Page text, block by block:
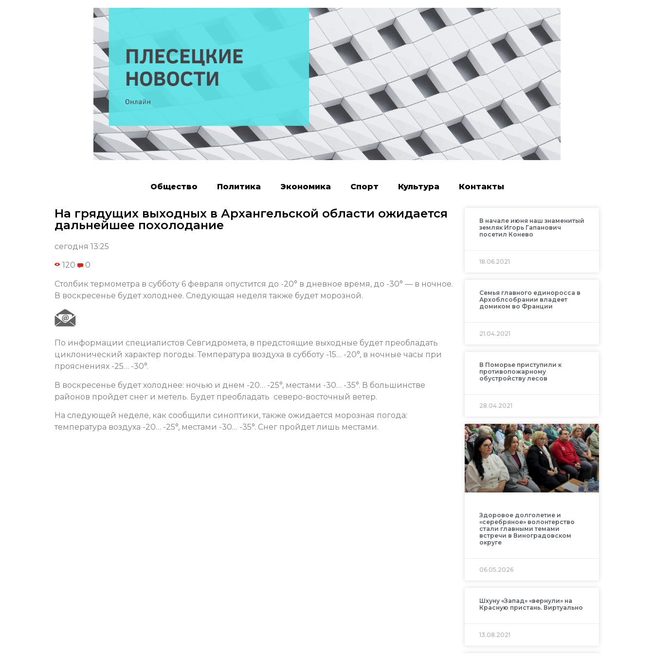
Общество Политика Экономика Спорт Культура Контакты
На грядущих выходных в Архангельской области ожидается
дальнейшее похолодание
сегодня 13:25
120 0
Столбик термометра в субботу 6 февраля опустится до -20° в дневное время, до -30° — в ночное.
В воскресенье будет холоднее. Следующая неделя также будет морозной.
По информации специалистов Севгидромета, в предстоящие выходные будет преобладать
циклонический характер погоды. Температура воздуха в субботу -15… -20°, в ночные часы при
прояснениях -25… -30°.
В воскресенье будет холоднее: ночью и днем -20… -25°, местами -30… -35°. В большинстве
районов пройдет снег и метель. Будет преобладать северо-восточный ветер.
На следующей неделе, как сообщили синоптики, также ожидается морозная погода:
температура воздуха -20… -25°, местами -30… -35°. Снег пройдет лишь местами.
В начале июня наш знаменитый
земляк Игорь Гапанович
посетил Конево
18.06.2021
Семья главного единоросса в
Архоблсобрании владеет
домиком во Франции
21.04.2021
В Поморье приступили к
противопожарному
обустройству лесов
28.04.2021
Здоровое долголетие и
«серебряное» волонтерство
стали главными темами
встречи в Виноградовском
округе
06.05.2026
Шхуну «Запад» «вернули» на
Красную пристань. Виртуально
13.08.2021